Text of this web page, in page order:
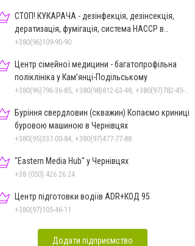
СТОП! КУКАРАЧА - дезінфекція, дезінсекція,
дератизація, фумігація, система HACCP в
Чернівцях
+380(96)109-90-90
Центр сімейної медицини - багатопрофільна
поліклініка у Кам’янці-Подільському
Буріння свердловин (скважин) Копаємо криниці
буровою машиною в Чернівцях
+380(95)337-00-84, +380(97)477-77-88
"Eastern Media Hub" у Чернівцях
+38 (050) 426 26 24
Центр підготовки водіїв ADR+КОД 95
+380(97)105-46-11
Додати підприємство